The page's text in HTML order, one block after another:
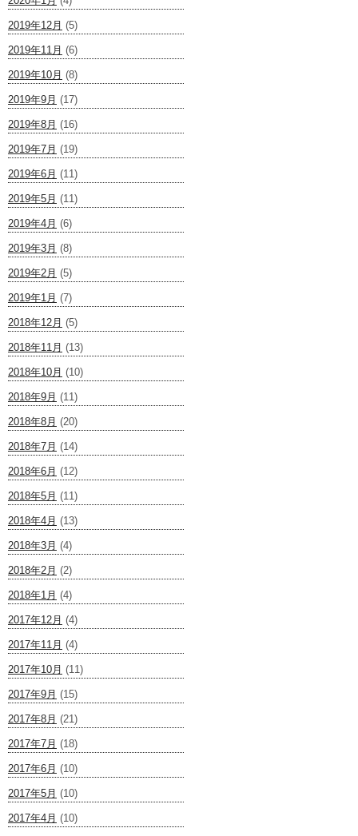
2019年12月 (5)
2019年11月 (6)
2019年10月 (8)
2019年9月 (17)
2019年8月 (16)
2019年7月 (19)
2019年6月 (11)
2019年5月 (11)
2019年4月 (6)
2019年3月 (8)
2019年2月 (5)
2019年1月 (7)
2018年12月 (5)
2018年11月 (13)
2018年10月 (10)
2018年9月 (11)
2018年8月 (20)
2018年7月 (14)
2018年6月 (12)
2018年5月 (11)
2018年4月 (13)
2018年3月 (4)
2018年2月 (2)
2018年1月 (4)
2017年12月 (4)
2017年11月 (4)
2017年10月 (11)
2017年9月 (15)
2017年8月 (21)
2017年7月 (18)
2017年6月 (10)
2017年5月 (10)
2017年4月 (10)